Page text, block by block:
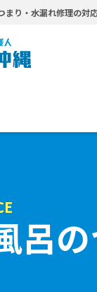
まり・水漏れ修理の対
呂